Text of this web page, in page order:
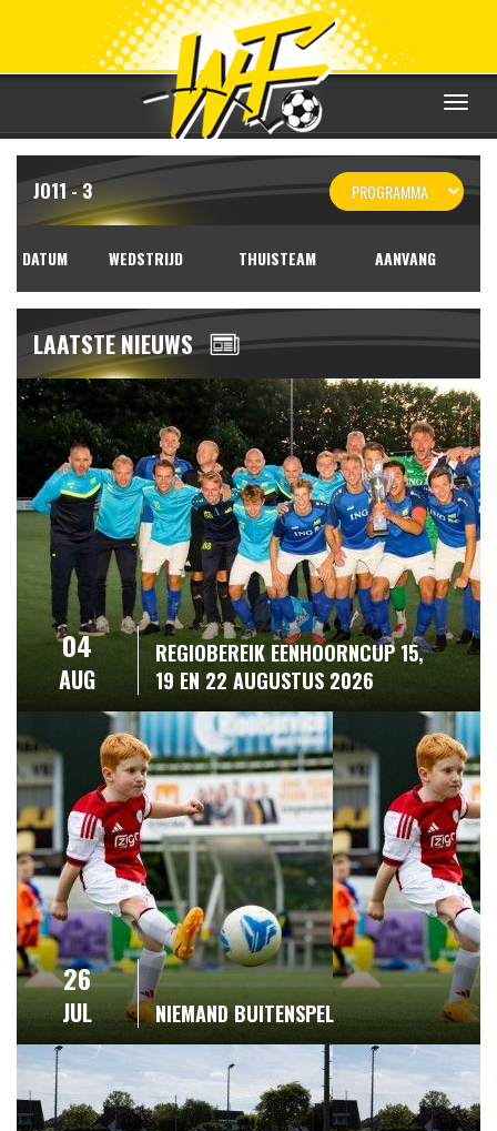
Toggle
JO11 - 3
DATUM WEDSTRIJD THUISTEAM AANVANG
LAATSTE NIEUWS
04
AUG
REGIOBEREIK EENHOORNCUP 15,
19 EN 22 AUGUSTUS 2026
26
JUL NIEMAND BUITENSPEL